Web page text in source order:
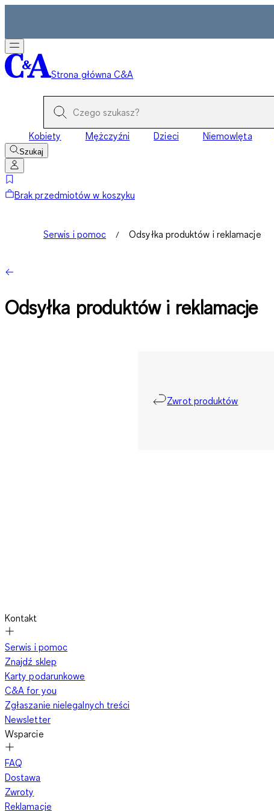
Strona główna C&A
Kobiety Mężczyźni Dzieci Niemowlęta
Szukaj
Brak przedmiotów w koszyku
Serwis i pomoc Odsyłka produktów i reklamacje
Odsyłka produktów i reklamacje
Zwrot produktów
Kontakt
Serwis i pomoc
Znajdź sklep
Karty podarunkowe
C&A for you
Zgłaszanie nielegalnych treści
Newsletter
Wsparcie
FAQ
Dostawa
Zwroty
Reklamacje